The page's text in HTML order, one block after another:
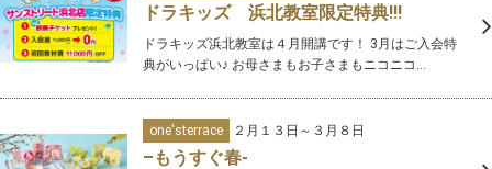
ドラキッズ 浜北教室限定特典!!!
ドラキッズ浜北教室は４月開講です！ 3月はご入会特
典がいっぱい♪ お母さまもお子さまもニコニコ...
one'sterrace ２月１３日～３月８日
–もうすぐ春-